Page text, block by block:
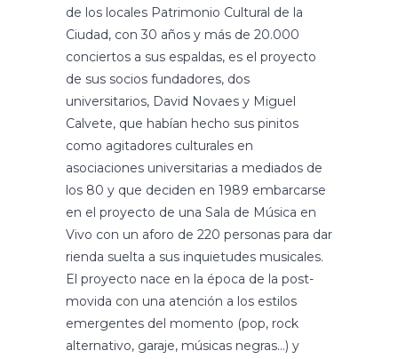
de los locales Patrimonio Cultural de la
Ciudad, con 30 años y más de 20.000
conciertos a sus espaldas, es el proyecto
de sus socios fundadores, dos
universitarios, David Novaes y Miguel
Calvete, que habían hecho sus pinitos
como agitadores culturales en
asociaciones universitarias a mediados de
los 80 y que deciden en 1989 embarcarse
en el proyecto de una Sala de Música en
Vivo con un aforo de 220 personas para dar
rienda suelta a sus inquietudes musicales.
El proyecto nace en la época de la post-
movida con una atención a los estilos
emergentes del momento (pop, rock
alternativo, garaje, músicas negras…) y